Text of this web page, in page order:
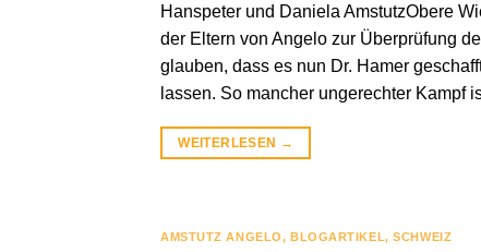
Hanspeter und Daniela AmstutzObere
der Eltern von Angelo zur Überprüfung
glauben, dass es nun Dr. Hamer
lassen. So mancher ungerechter
WEITERLESEN →
AMSTUTZ ANGELO, BLOGARTIKEL,SCHWEIZ